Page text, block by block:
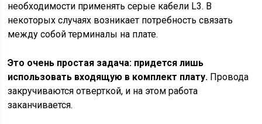
необходимости применять серые кабели L3. В
некоторых случаях возникает потребность связать
между собой терминалы на плате.
Это очень простая задача: придется лишь
использовать входящую в комплект плату. Провода
закручиваются отверткой, и на этом работа
заканчивается.